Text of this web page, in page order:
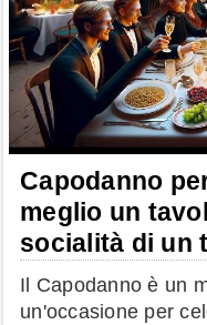
Capodanno
meglio un
socialità di un
Il Capodanno è un
un'occasione per